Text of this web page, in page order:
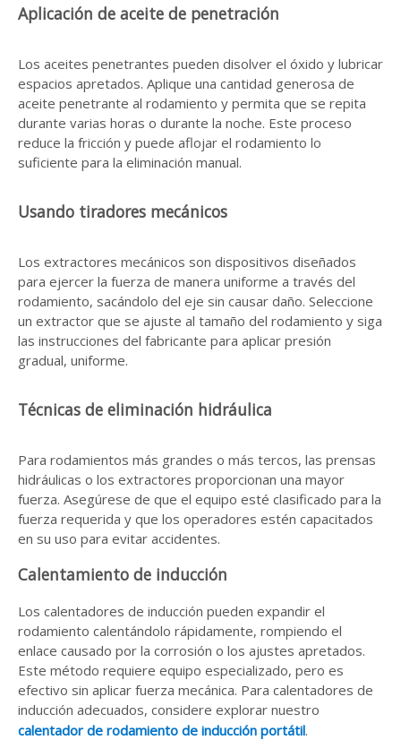
Aplicación de aceite de penetración
Los aceites penetrantes pueden disolver el óxido y lubricar
espacios apretados. Aplique una cantidad generosa de
aceite penetrante al rodamiento y permita que se repita
durante varias horas o durante la noche. Este proceso
reduce la fricción y puede aflojar el rodamiento lo
suficiente para la eliminación manual.
Usando tiradores mecánicos
Los extractores mecánicos son dispositivos diseñados
para ejercer la fuerza de manera uniforme a través del
rodamiento, sacándolo del eje sin causar daño. Seleccione
un extractor que se ajuste al tamaño del rodamiento y siga
las instrucciones del fabricante para aplicar presión
gradual, uniforme.
Técnicas de eliminación hidráulica
Para rodamientos más grandes o más tercos, las prensas
hidráulicas o los extractores proporcionan una mayor
fuerza. Asegúrese de que el equipo esté clasificado para la
fuerza requerida y que los operadores estén capacitados
en su uso para evitar accidentes.
Calentamiento de inducción
Los calentadores de inducción pueden expandir el
rodamiento calentándolo rápidamente, rompiendo el
enlace causado por la corrosión o los ajustes apretados.
Este método requiere equipo especializado, pero es
efectivo sin aplicar fuerza mecánica. Para calentadores de
inducción adecuados, considere explorar nuestro
calentador de rodamiento de inducción portátil.